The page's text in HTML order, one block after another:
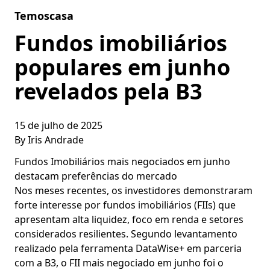
Temoscasa
Fundos imobiliários
populares em junho
revelados pela B3
15 de julho de 2025
ByIris Andrade
Fundos Imobiliários mais negociados em junho
destacam preferências do mercado
Nos meses recentes, os investidores demonstraram
forte interesse por fundos imobiliários (FIIs) que
apresentam alta liquidez, foco em renda e setores
considerados resilientes. Segundo levantamento
realizado pela ferramenta DataWise+ em parceria
com a B3, o FII mais negociado em junho foi o